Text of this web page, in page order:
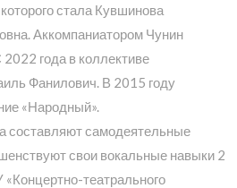
стала Кувшинова
Аккомпаниатором Чунин
года в коллективе
Фанилович. В 2015 году
«Народный».
составляют самодеятельные
свои вокальные навыки 2
театрального